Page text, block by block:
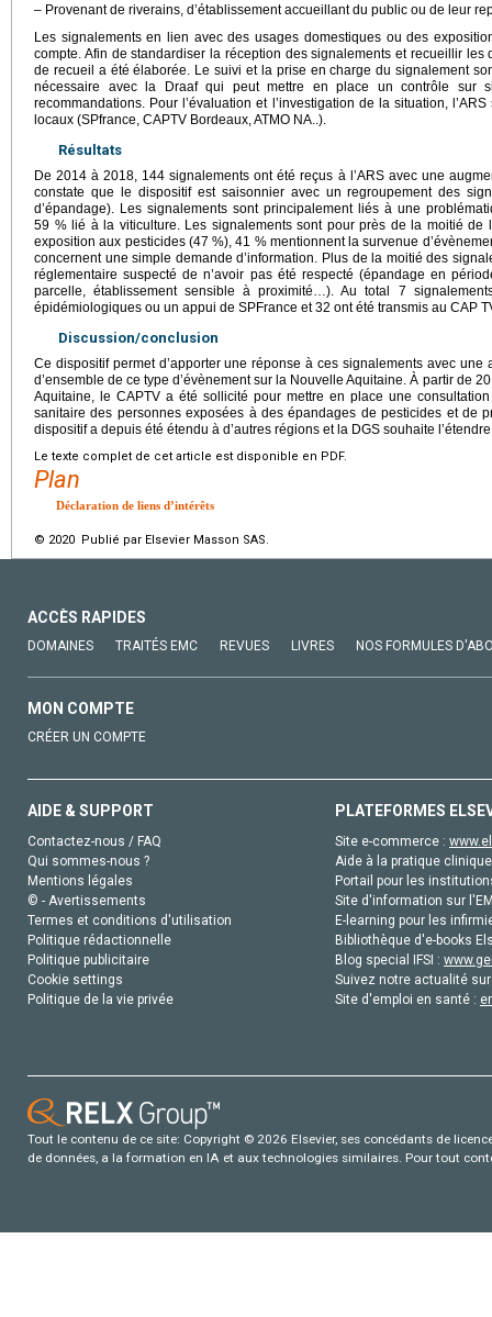
– Provenant de riverains, d’établissement accueillant du public ou de leur
Les signalements en lien avec des usages domestiques ou des
compte. Afin de standardiser la réception des signalements et recueillir
de recueil a été élaborée. Le suivi et la prise en charge du signalement
nécessaire avec la Draaf qui peut mettre en place un contrôle sur
recommandations. Pour l’évaluation et l’investigation de la situation,
locaux (SPfrance, CAPTV Bordeaux, ATMO NA..).
Résultats
De 2014 à 2018, 144 signalements ont été reçus à l’ARS avec une
constate que le dispositif est saisonnier avec un regroupement des
d’épandage). Les signalements sont principalement liés à une
59 % lié à la viticulture. Les signalements sont pour près de la moitié de
exposition aux pesticides (47 %), 41 % mentionnent la survenue
concernent une simple demande d’information. Plus de la moitié des
réglementaire suspecté de n’avoir pas été respecté (épandage en
parcelle, établissement sensible à proximité…). Au total 7
épidémiologiques ou un appui de SPFrance et 32 ont été transmis au CAP
Discussion/conclusion
Ce dispositif permet d’apporter une réponse à ces signalements avec
d’ensemble de ce type d’évènement sur la Nouvelle Aquitaine. À partir de
Aquitaine, le CAPTV a été sollicité pour mettre en place une
sanitaire des personnes exposées à des épandages de pesticides et de
dispositif a depuis été étendu à d’autres régions et la DGS souhaite
Le texte complet de cet article est disponible en PDF.
Plan
Déclaration de liens d’intérêts
© 2020 Publié par Elsevier Masson SAS.
ACCÈS RAPIDES
DOMAINES TRAITÉS EMC REVUES LIVRES NOS FORMULES
MON COMPTE
CRÉER UN COMPTE
AIDE & SUPPORT
Contactez-nous / FAQ
Qui sommes-nous ?
Mentions légales
© - Avertissements
Termes et conditions d'utilisation
Politique rédactionnelle
Politique publicitaire
Cookie settings
Politique de la vie privée
PLATEFORMES
Site e-commerce :
Aide à la pratique
Portail pour les
Site d'information sur
E-learning pour les
Bibliothèque d'e-books
Blog special IFSI :
Suivez notre actualité
Site d'emploi en santé :
Tout le contenu de ce site: Copyright © 2026 Elsevier, ses concédants de
de données, a la formation en IA et aux technologies similaires. Pour tout